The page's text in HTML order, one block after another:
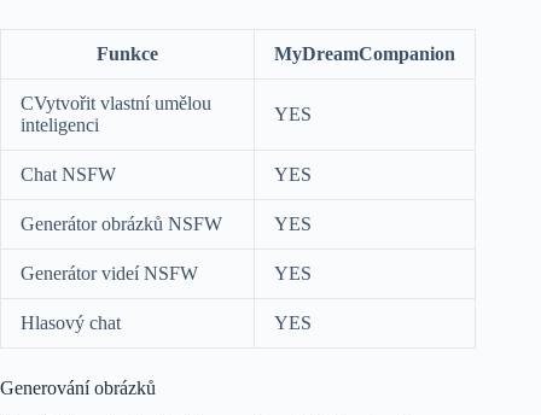
Funkce MyDreamCompanion
CVytvořit vlastní umělou
inteligenci
YES
Chat NSFW YES
Generátor obrázků NSFW YES
Generátor videí NSFW YES
Hlasový chat YES
Generování obrázků